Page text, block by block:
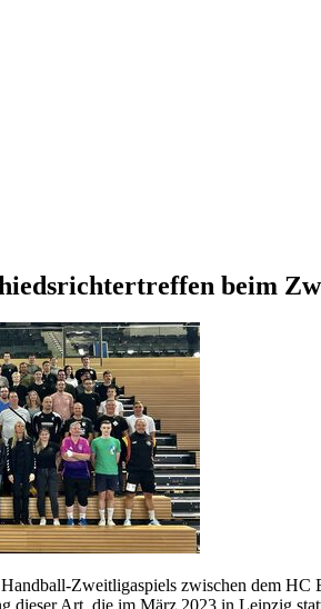
beim
Zweitligaspiels zwischen dem